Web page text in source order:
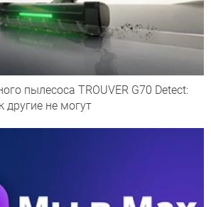
пылесоса TROUVER G70 Detect:
другие не могут